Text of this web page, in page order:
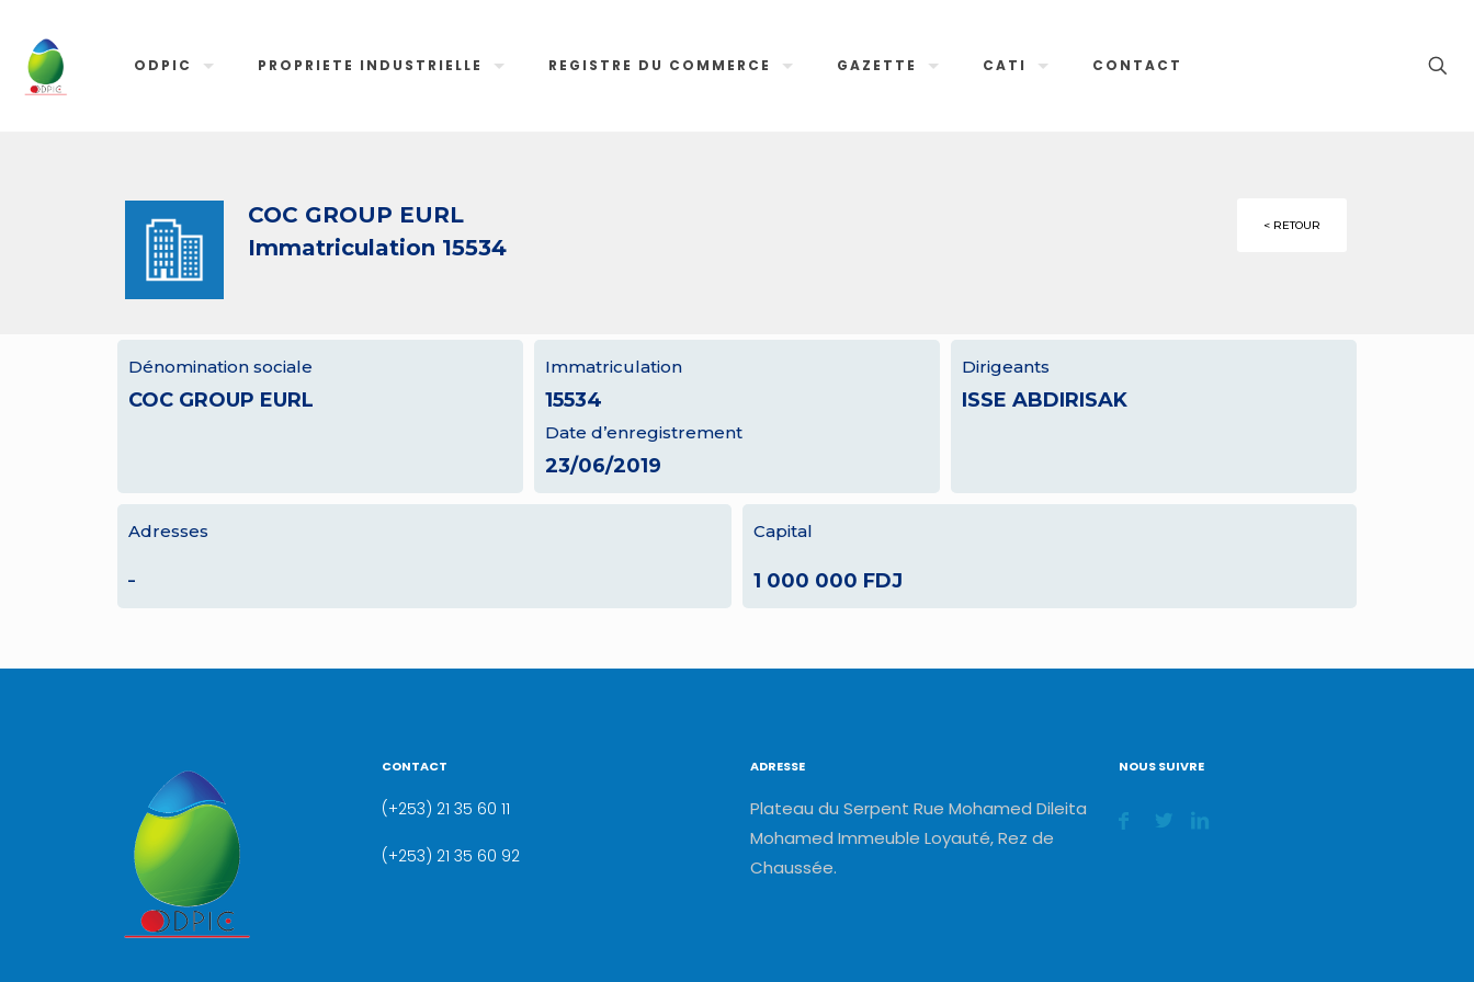
ODPIC PROPRIETE INDUSTRIELLE REGISTRE DU COMMERCE GAZETTE CATI CONTACT
COC GROUP EURL
Immatriculation 15534
< RETOUR
Dénomination sociale
COC GROUP EURL
Immatriculation
15534
Date d’enregistrement
23/06/2019
Dirigeants
ISSE ABDIRISAK
Adresses
–
Capital
1 000 000 FDJ
CONTACT
(+253) 21 35 60 11
(+253) 21 35 60 92
ADRESSE
Plateau du Serpent Rue Mohamed Dileita
Mohamed Immeuble Loyauté, Rez de
Chaussée.
NOUS SUIVRE